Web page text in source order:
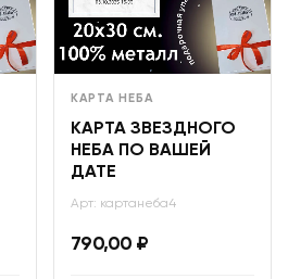
КАРТА НЕБА
КАРТА ЗВЕЗДНОГО
НЕБА ПО ВАШЕЙ
ДАТЕ
Арт: картанеба4
790,00 ₽